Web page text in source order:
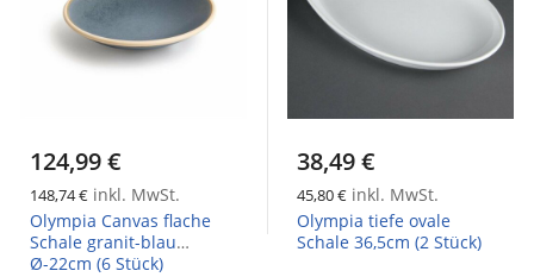
124,99 €
148,74 € inkl. MwSt.
Olympia Canvas flache
Schale granit-blau
Ø-22cm (6 Stück)
38,49 €
45,80 € inkl. MwSt.
Olympia tiefe ovale
Schale 36,5cm (2 Stück)